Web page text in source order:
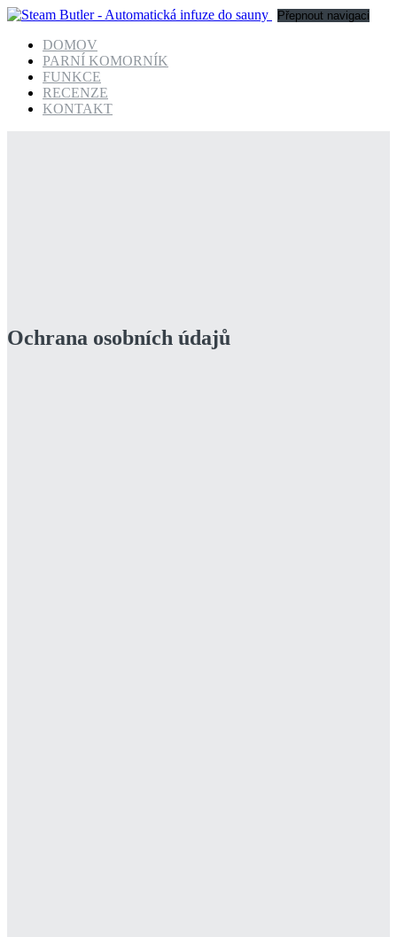
Přepnout navigaci
DOMOV
PARNÍ KOMORNÍK
FUNKCE
RECENZE
KONTAKT
Ochrana osobních údajů